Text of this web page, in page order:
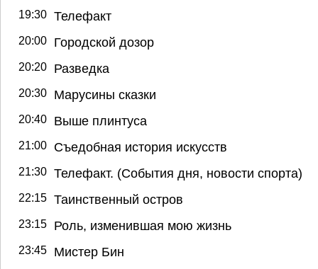
19:30 Телефакт
20:00 Городской дозор
20:20 Разведка
20:30 Марусины сказки
20:40 Выше плинтуса
21:00 Съедобная история искусств
21:30 Телефакт. (События дня, новости спорта)
22:15 Таинственный остров
23:15 Роль, изменившая мою жизнь
23:45 Мистер Бин